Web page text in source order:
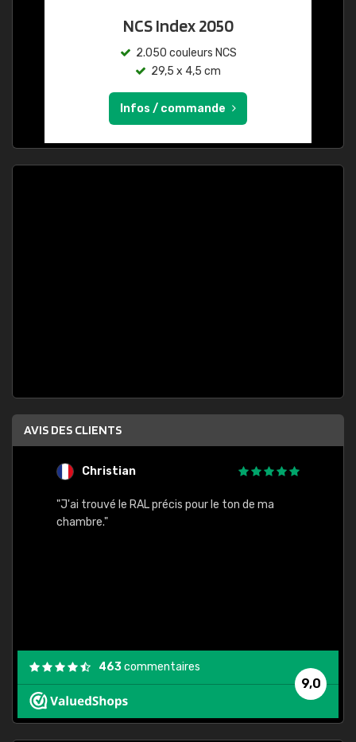
NCS Index 2050
2.050 couleurs NCS
29,5 x 4,5 cm
Infos / commande
AVIS DES CLIENTS
Christian
"J'ai trouvé le RAL précis pour le ton de ma
chambre."
9,0
463commentaires